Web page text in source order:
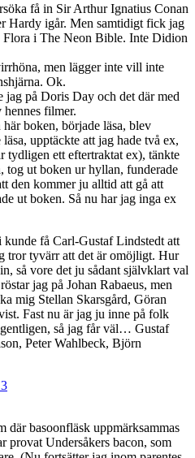
få in Sir Arthur Ignatius Conan
Hardy igår. Men samtidigt fick jag
Flora i The Neon Bible. Inte Didion
men lägger inte vill inte
Ok.
jag på Doris Day och det där med
filmer.
boken, började läsa, blev
upptäckte att jag hade två ex,
tydligen ett eftertraktat ex), tänkte
tog ut boken ur hyllan, funderade
den kommer ju alltid att gå att
ut boken. Så nu har jag inga ex
få Carl-Gustaf Lindstedt att
tror tyvärr att det är omöjligt. Hur
så vore det ju sådant självklart val
jag på Johan Rabaeus, men
mig Stellan Skarsgård, Göran
Fast nu är jag ju inne på folk
så jag får väl… Gustaf
Peter Wahlbeck, Björn
där basoonfläsk uppmärksammas
provat Undersåkers bacon, som